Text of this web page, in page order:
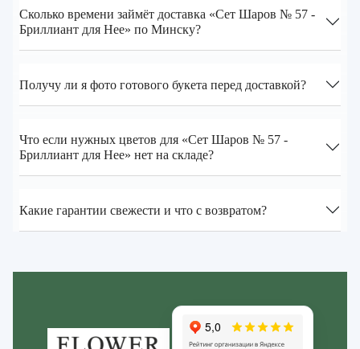
Сколько времени займёт доставка «Сет Шаров № 57 -
Бриллиант для Нее» по Минску?
Получу ли я фото готового букета перед доставкой?
Что если нужных цветов для «Сет Шаров № 57 -
Бриллиант для Нее» нет на складе?
Какие гарантии свежести и что с возвратом?